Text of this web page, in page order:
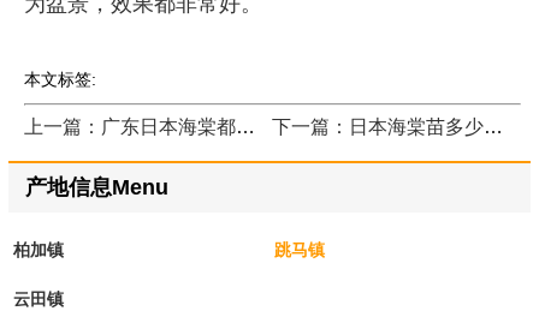
本文标签:
上一篇：广东日本海棠都在哪里买的？ 下一篇：日本海棠苗多少钱一棵？
产地信息Menu
柏加镇 跳马镇
云田镇